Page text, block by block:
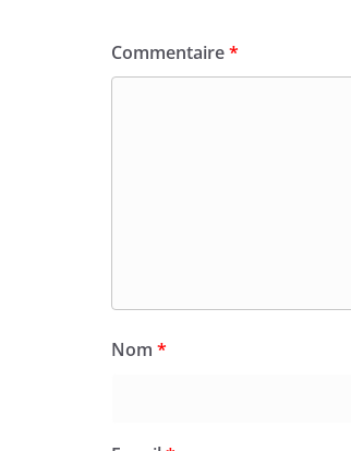
Commentaire*
Nom *